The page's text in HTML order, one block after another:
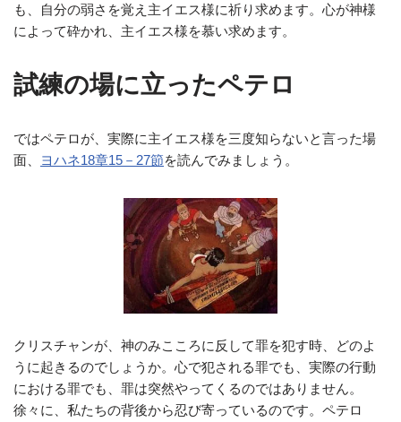
も、自分の弱さを覚え主イエス様に祈り求めます。心が神様
によって砕かれ、主イエス様を慕い求めます。
試練の場に立ったペテロ
ではペテロが、実際に主イエス様を三度知らないと言った場
面、
ヨハネ18章15－27節を読んでみましょう。
クリスチャンが、神のみこころに反して罪を犯す時、どのよ
うに起きるのでしょうか。心で犯される罪でも、実際の行動
における罪でも、罪は突然やってくるのではありません。
徐々に、私たちの背後から忍び寄っているのです。ペテロ